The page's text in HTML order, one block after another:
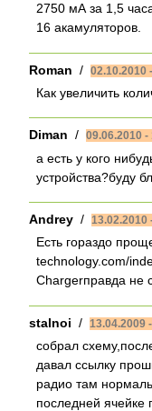
2750 мА за 1,5
16 акамуляторов.
Roman / 02.10.2010
Как увеличить
Diman / 09.06.2010 -
а есть у кого
устройства?буду
Andrey / 13.02.2010
Есть гораздо
technology.com/
Chargerправда не
stalnoi / 13.04.2009
собрал
давал ссылку
радио там
последней ячейке